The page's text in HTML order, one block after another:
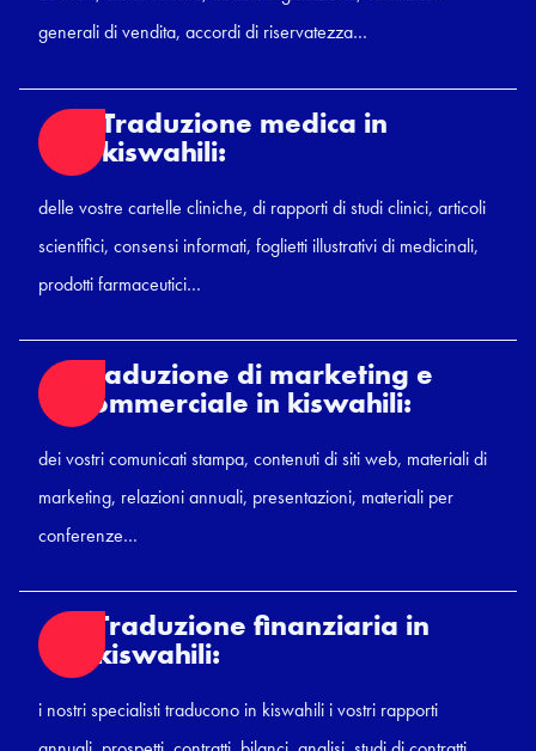
generali di vendita, accordi di riservatezza…
Traduzione medica in
kiswahili:
delle vostre cartelle cliniche, di rapporti di studi clinici, articoli
scientifici, consensi informati, foglietti illustrativi di medicinali,
prodotti farmaceutici…
Traduzione di marketing e
commerciale in kiswahili:
dei vostri comunicati stampa, contenuti di siti web, materiali di
marketing, relazioni annuali, presentazioni, materiali per
conferenze…
Traduzione finanziaria in
kiswahili:
i nostri specialisti traducono in kiswahili i vostri rapporti